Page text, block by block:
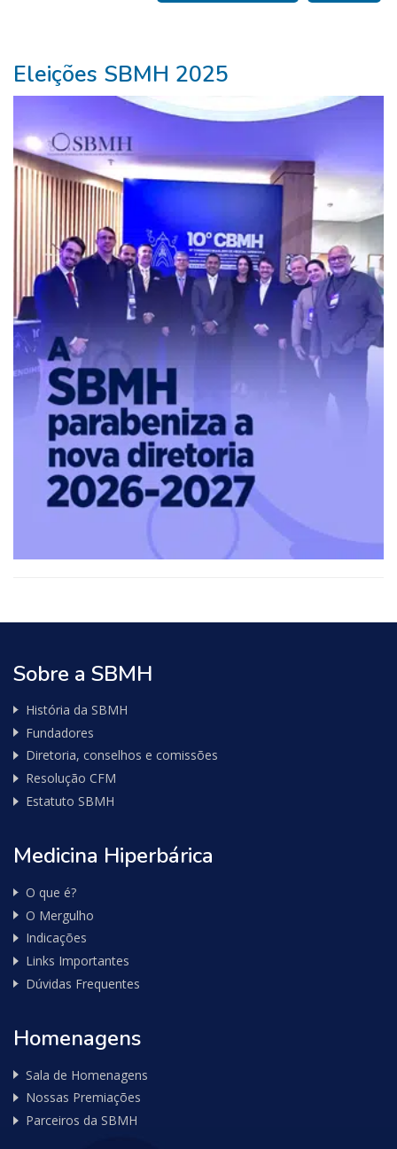
Vitality
Club
-
Diabetes,
Fitness,
Health,
Relationships
Eleições SBMH 2025
Sobre a SBMH
História da SBMH
Fundadores
Diretoria, conselhos e comissões
Resolução CFM
Estatuto SBMH
Medicina Hiperbárica
O que é?
O Mergulho
Indicações
Links Importantes
Dúvidas Frequentes
Homenagens
Sala de Homenagens
Nossas Premiações
Parceiros da SBMH